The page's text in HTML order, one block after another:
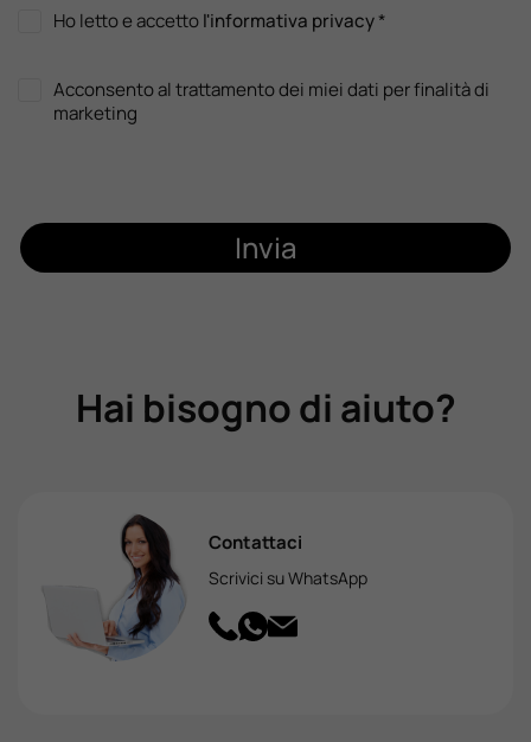
Ho letto e accettol'informativa privacy*
Acconsento al trattamento dei miei dati per finalità di
marketing
Invia
Hai bisogno di aiuto?
Contattaci
Scrivici su WhatsApp